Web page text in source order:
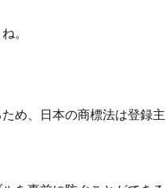
。
め、日本の商標法は登録主